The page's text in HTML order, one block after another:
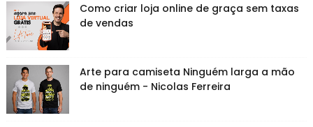
Como criar loja online de graça sem taxas
de vendas
Arte para camiseta Ninguém larga a mão
de ninguém - Nicolas Ferreira